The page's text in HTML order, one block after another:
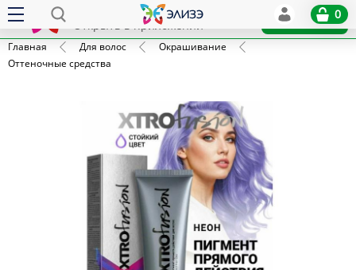
x
Открыть в приложении
Установить
0
Главная Для волос
Окрашивание
Оттеночные средства